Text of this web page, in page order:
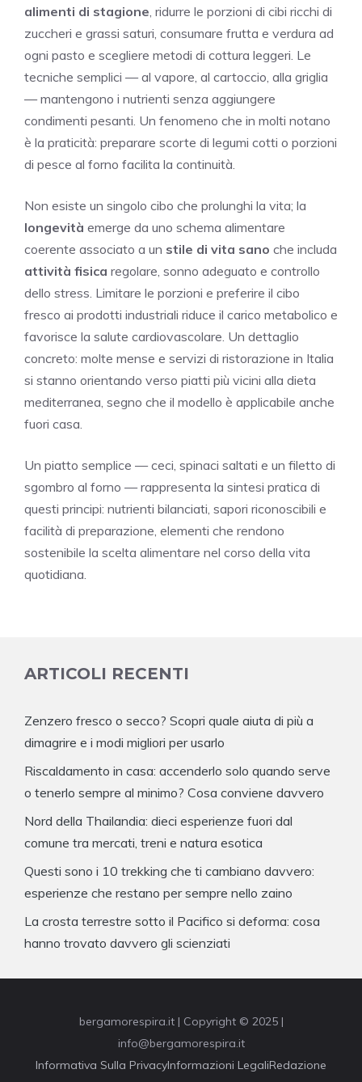
alimenti di stagione, ridurre le porzioni di cibi ricchi di
zuccheri e grassi saturi, consumare frutta e verdura ad
ogni pasto e scegliere metodi di cottura leggeri. Le
tecniche semplici — al vapore, al cartoccio, alla griglia
— mantengono i nutrienti senza aggiungere
condimenti pesanti. Un fenomeno che in molti notano
è la praticità: preparare scorte di legumi cotti o porzioni
di pesce al forno facilita la continuità.
Non esiste un singolo cibo che prolunghi la vita; la
longevità emerge da uno schema alimentare
coerente associato a un stile di vita sano che includa
attività fisica regolare, sonno adeguato e controllo
dello stress. Limitare le porzioni e preferire il cibo
fresco ai prodotti industriali riduce il carico metabolico e
favorisce la salute cardiovascolare. Un dettaglio
concreto: molte mense e servizi di ristorazione in Italia
si stanno orientando verso piatti più vicini alla dieta
mediterranea, segno che il modello è applicabile anche
fuori casa.
Un piatto semplice — ceci, spinaci saltati e un filetto di
sgombro al forno — rappresenta la sintesi pratica di
questi principi: nutrienti bilanciati, sapori riconoscibili e
facilità di preparazione, elementi che rendono
sostenibile la scelta alimentare nel corso della vita
quotidiana.
ARTICOLI RECENTI
Zenzero fresco o secco? Scopri quale aiuta di più a
dimagrire e i modi migliori per usarlo
Riscaldamento in casa: accenderlo solo quando serve
o tenerlo sempre al minimo? Cosa conviene davvero
Nord della Thailandia: dieci esperienze fuori dal
comune tra mercati, treni e natura esotica
Questi sono i 10 trekking che ti cambiano davvero:
esperienze che restano per sempre nello zaino
La crosta terrestre sotto il Pacifico si deforma: cosa
hanno trovato davvero gli scienziati
bergamorespira.it | Copyright © 2025 |
info@bergamorespira.it
Informativa Sulla PrivacyInformazioni LegaliRedazione